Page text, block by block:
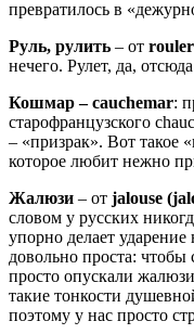
превратилось в
Руль, рулить – от rouler
нечего. Рулет, да,
Кошмар – cauchemar:
старофранцузского
– «призрак». Вот такое
которое любит нежно
Жалюзи – от jalouse
словом у русских
упорно делает
довольно проста:
просто опускали
такие тонкости
поэтому у нас просто